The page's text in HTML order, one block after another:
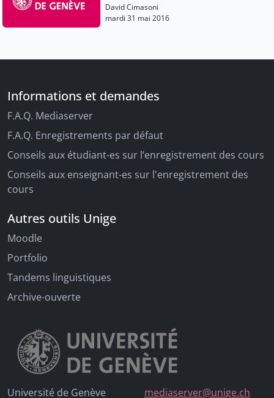
David Cimasoni
mardi 31 mai 2016
Informations et demandes
F.A.Q. Mediaserver
F.A.Q. Enregistrements par défaut
Conseils aux étudiant-es sur l’enregistrement des cours
Conseils aux enseignant-es sur l'enregistrement des
cours
Autres outils Unige
Moodle
Portfolio
Tandems linguistiques
Archive-ouverte
Université de Genève mediaserver@unige.ch